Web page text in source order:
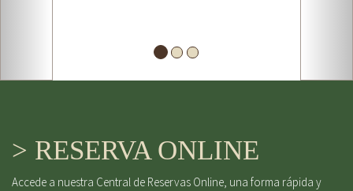
> RESERVA ONLINE
Accede a nuestra Central de Reservas Online, una forma rápida y